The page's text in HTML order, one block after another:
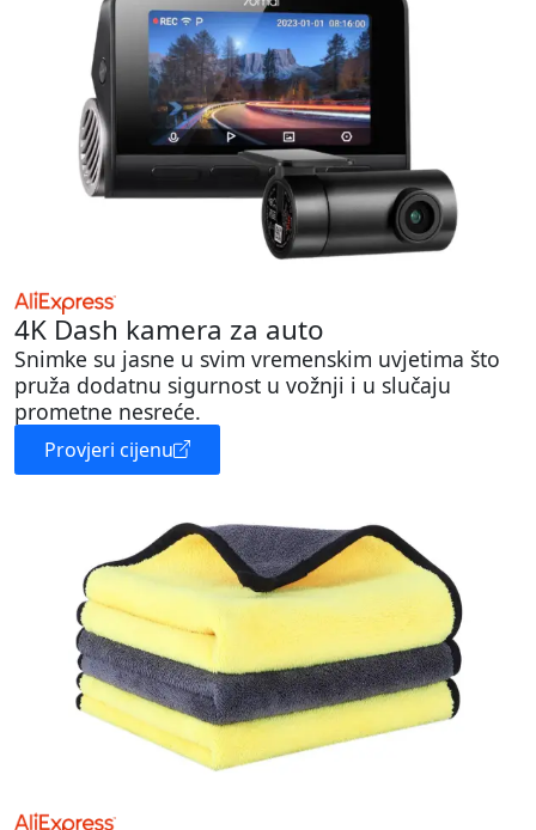
4K Dash kamera za auto
Snimke su jasne u svim vremenskim uvjetima što
pruža dodatnu sigurnost u vožnji i u slučaju
prometne nesreće.
Provjeri cijenu